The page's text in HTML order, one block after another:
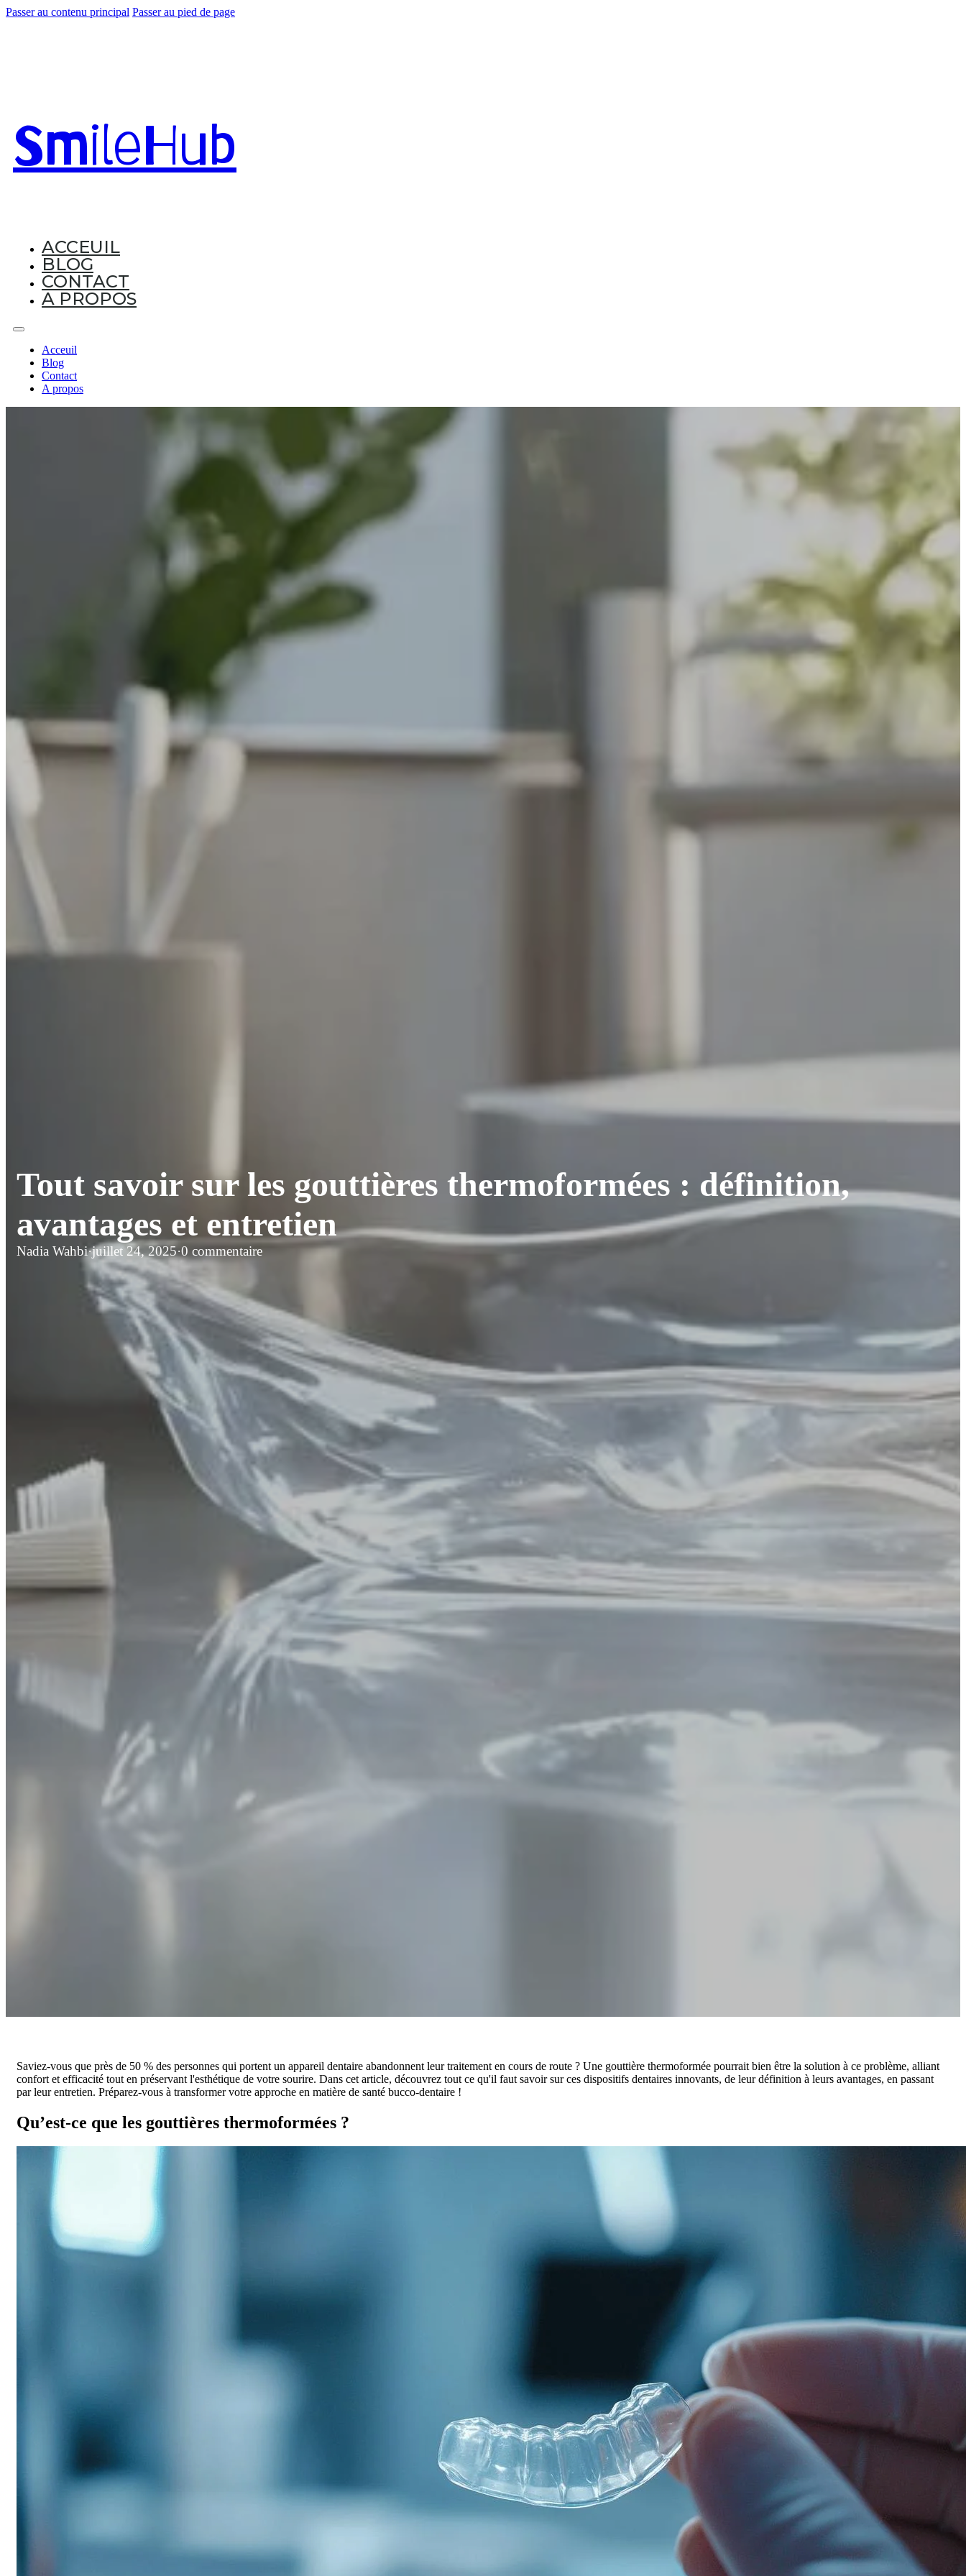
Passer au contenu principal Passer au pied de page
SmileHub
ACCEUIL
BLOG
CONTACT
A PROPOS
Acceuil
Blog
Contact
A propos
Tout savoir sur les gouttières thermoformées : définition,
avantages et entretien
Nadia Wahbi·juillet 24, 2025·0 commentaire
Saviez-vous que près de 50 % des personnes qui portent un appareil dentaire abandonnent leur traitement en cours de route ? Une gouttière thermoformée pourrait bien être la solution à ce problème, alliant
confort et efficacité tout en préservant l'esthétique de votre sourire. Dans cet article, découvrez tout ce qu'il faut savoir sur ces dispositifs dentaires innovants, de leur définition à leurs avantages, en passant
par leur entretien. Préparez-vous à transformer votre approche en matière de santé bucco-dentaire !
Qu’est-ce que les gouttières thermoformées ?